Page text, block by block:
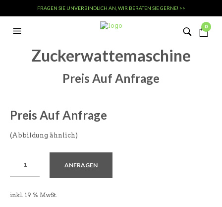
FRAGEN SIE UNVERBINDLICH AN, WIR BERATEN SIE GERNE! >>
0
Zuckerwattemaschine
Preis Auf Anfrage
Preis Auf Anfrage
(Abbildung ähnlich)
ANFRAGEN
inkl. 19 % MwSt.